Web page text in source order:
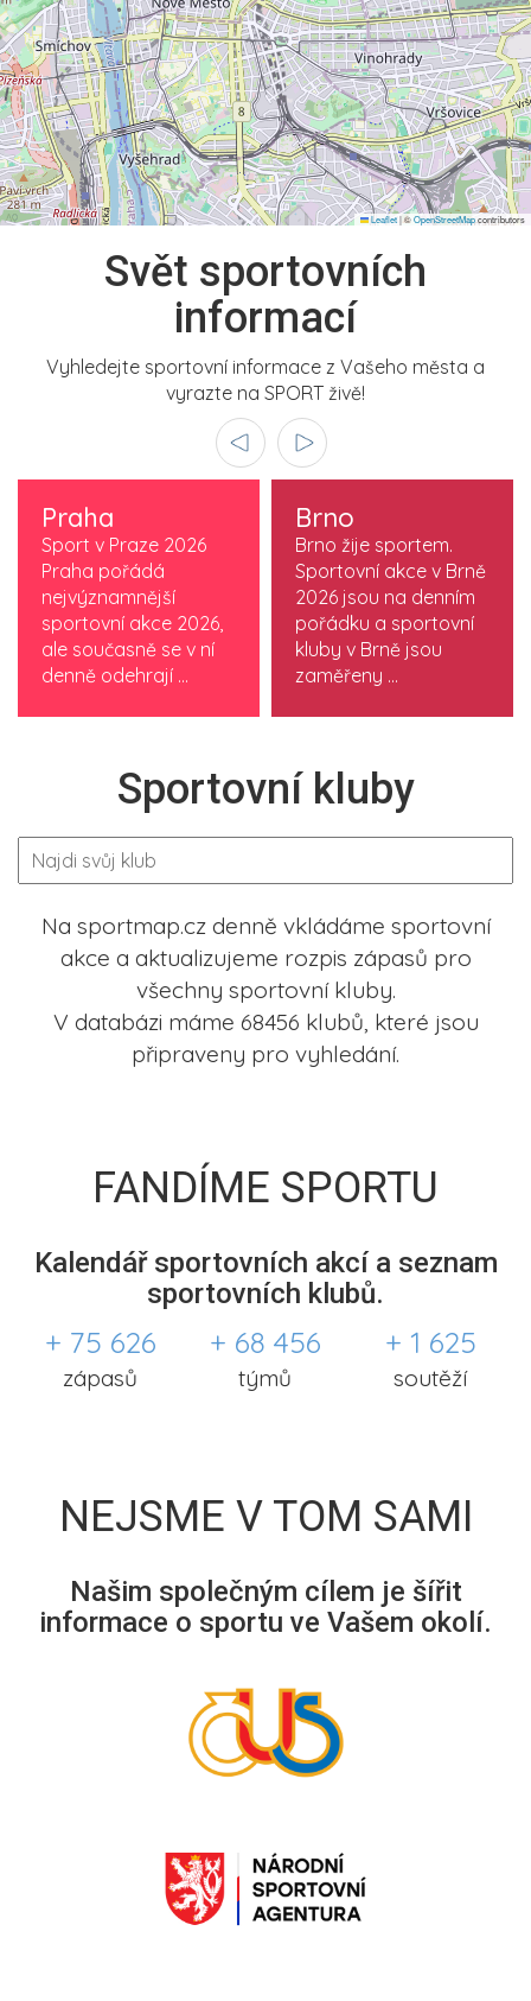
Leaflet|©OpenStreetMapcontributors
Svět sportovních
informací
Vyhledejte sportovní informace z Vašeho města a
vyrazte na SPORT živě!
Praha
Sport v Praze 2026
Praha pořádá
nejvýznamnější
sportovní akce 2026,
ale současně se v ní
denně odehrají ...
Brno
Brno žije sportem.
Sportovní akce v Brně
2026 jsou na denním
pořádku a sportovní
kluby v Brně jsou
zaměřeny ...
Sportovní kluby
Na sportmap.cz denně vkládáme sportovní
akce a aktualizujeme rozpis zápasů pro
všechny sportovní kluby.
V databázi máme 68456 klubů, které jsou
připraveny pro vyhledání.
FANDÍME SPORTU
Kalendář sportovních akcí a seznam
sportovních klubů.
+ 75 626
zápasů
+ 68 456
týmů
+ 1 625
soutěží
NEJSME V TOM SAMI
Našim společným cílem je šířit
informace o sportu ve Vašem okolí.